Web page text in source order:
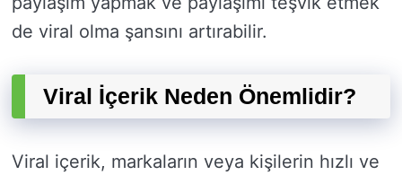
de viral olma şansını artırabilir.
Viral İçerik Neden Önemlidir?
Viral içerik, markaların veya kişilerin hızlı ve